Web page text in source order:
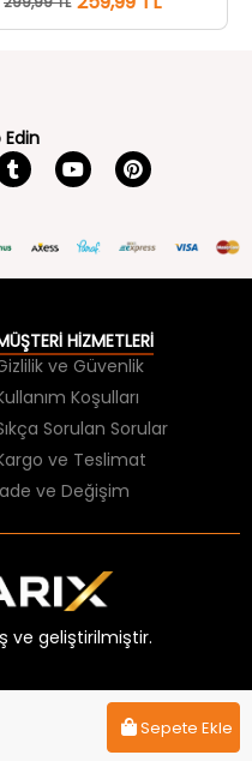
Sepete Ekle
Edin
HİZMETLERİ
ve Güvenlik
Koşulları
Sorulan Sorular
ve Teslimat
ve Değişim
ve geliştirilmiştir.